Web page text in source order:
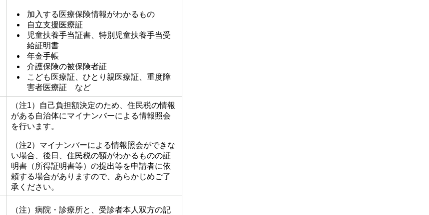
加入する医療保険情報がわかるもの
自立支援医療証
児童扶養手当証書、特別児童扶養手当受
給証明書
年金手帳
介護保険の被保険者証
こども医療証、ひとり親医療証、重度障
害者医療証 など
（注1）自己負担額決定のため、住民税の情報
がある自治体にマイナンバーによる情報照会
を行います。
（注2）マイナンバーによる情報照会ができな
い場合、後日、住民税の額がわかるものの証
明書（所得証明書等）の提出等を申請者に依
頼する場合がありますので、あらかじめご了
承ください。
（注）病院・診療所と、受診者本人双方の記